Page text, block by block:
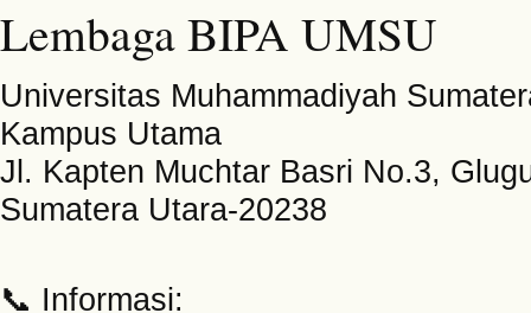
Lembaga BIPA UMSU
Universitas Muhammadiyah
Kampus Utama
Jl. Kapten Muchtar Basri No.3,
Sumatera Utara-20238
📞 Informasi: